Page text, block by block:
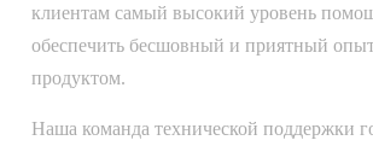
клиентам самый высокий уровень
обеспечить бесшовный и приятный
продуктом.
Наша команда технической поддержки